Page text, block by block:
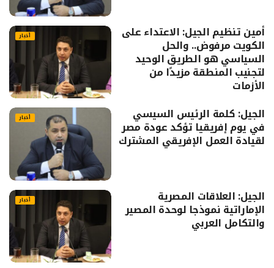
أخبار أمين تنظيم الجيل: الاعتداء على
الكويت مرفوض.. والحل
السياسي هو الطريق الوحيد
لتجنيب المنطقة مزيدًا من
الأزمات
أخبار الجيل: كلمة الرئيس السيسي
في يوم إفريقيا تؤكد عودة مصر
لقيادة العمل الإفريقي المشترك
أخبار الجيل: العلاقات المصرية
الإماراتية نموذجا لوحدة المصير
والتكامل العربي